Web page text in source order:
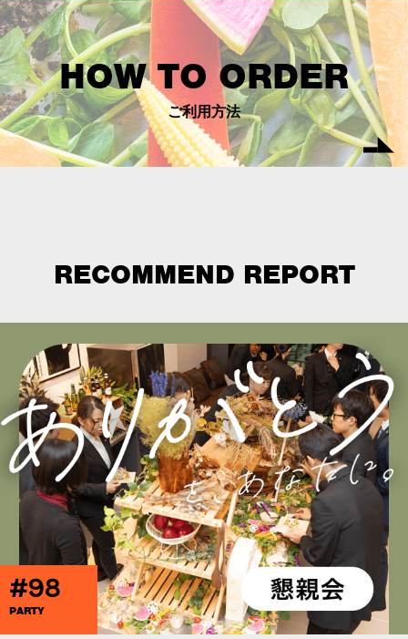
HOW TO ORDER
ご利用方法
RECOMMEND REPORT
#98
PARTY